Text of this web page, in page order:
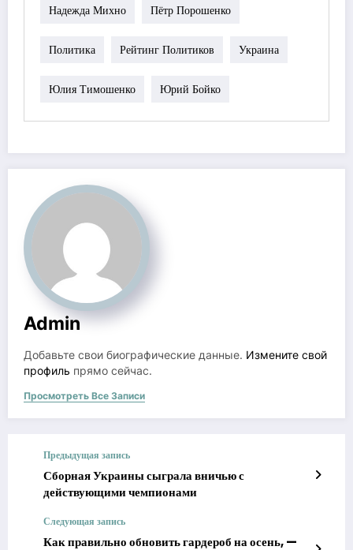
Надежда Михно Пётр Порошенко
Политика Рейтинг Политиков Украина
Юлия Тимошенко Юрий Бойко
Admin
Добавьте свои биографические данные. Измените свой
профиль прямо сейчас.
Просмотреть Все Записи
Предыдущая запись
Сборная Украины сыграла вничью с
действующими чемпионами
Следующая запись
Как правильно обновить гардероб на осень, —